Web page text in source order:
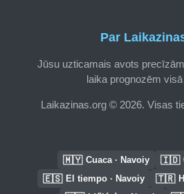
Par
Jūsu uzticamais avots
laika prognozēm
Laikazinas.org © 2026. Visas
🇲🇾 Cuaca · Navoiy 🇮🇩
🇪🇸 El tiempo · Navoiy 🇹🇷